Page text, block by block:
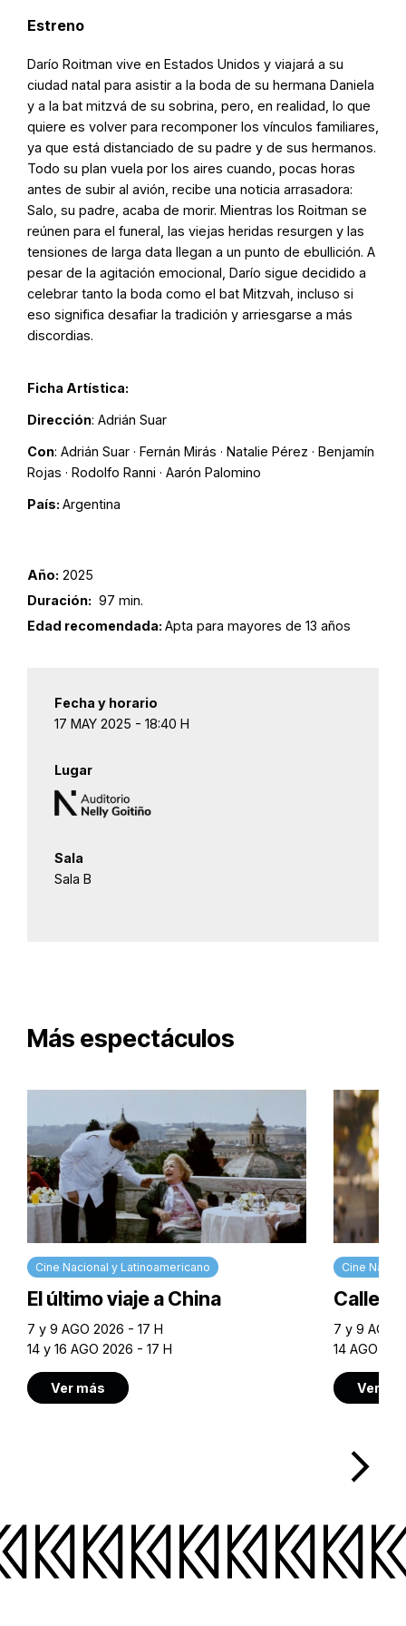
Estreno
Darío Roitman vive en Estados Unidos y viajará a su
ciudad natal para asistir a la boda de su hermana Daniela
y a la bat mitzvá de su sobrina, pero, en realidad, lo que
quiere es volver para recomponer los vínculos familiares,
ya que está distanciado de su padre y de sus hermanos.
Todo su plan vuela por los aires cuando, pocas horas
antes de subir al avión, recibe una noticia arrasadora:
Salo, su padre, acaba de morir. Mientras los Roitman se
reúnen para el funeral, las viejas heridas resurgen y las
tensiones de larga data llegan a un punto de ebullición. A
pesar de la agitación emocional, Darío sigue decidido a
celebrar tanto la boda como el bat Mitzvah, incluso si
eso significa desafiar la tradición y arriesgarse a más
discordias.
Ficha Artística:
Dirección: Adrián Suar
Con: Adrián Suar · Fernán Mirás · Natalie Pérez · Benjamín
Rojas · Rodolfo Ranni · Aarón Palomino
País: Argentina
Año: 2025
Duración: 97 min.
Edad recomendada: Apta para mayores de 13 años
Fecha y horario
17 MAY 2025 - 18:40 H
Lugar
Sala
Sala B
Más espectáculos
Cine Nacional y Latinoamericano
El último viaje a China
7 y 9 AGO 2026 - 17 H
14 y 16 AGO 2026 - 17 H
Ver más
Cine
Calle
7 y 9 AGO
14 AGO
Ver
arrow_forward_ios